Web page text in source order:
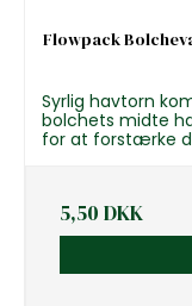
Flowpack
Syrlig havtorn
bolchets midte
for at forstærke
5,50 DKK